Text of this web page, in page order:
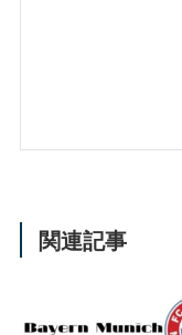
関連記事